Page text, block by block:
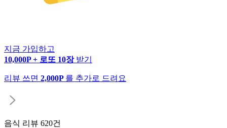
지금 가입하고
10,000P + 로또 10장 받기
리뷰 쓰면 2,000P 를 추가로 드려요
음식 리뷰 620건